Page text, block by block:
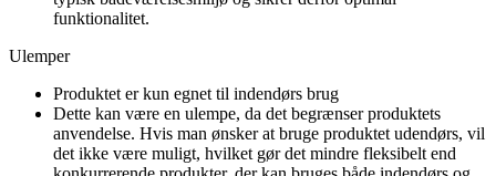
funktionalitet.
Ulemper
Produktet er kun egnet til indendørs brug
Dette kan være en ulempe, da det begrænser produktets
anvendelse. Hvis man ønsker at bruge produktet udendørs, vil
det ikke være muligt, hvilket gør det mindre fleksibelt end